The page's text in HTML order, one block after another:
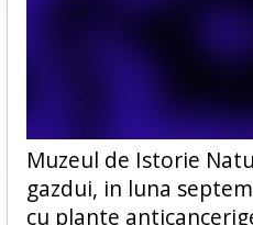
Muzeul de Istorie
gazdui, in luna
cu plante